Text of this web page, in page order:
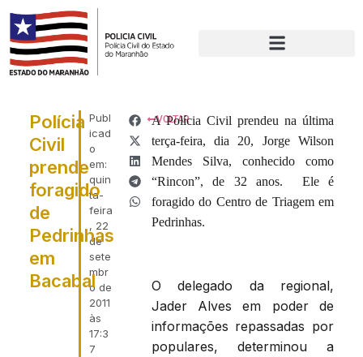
Publ
icad
o
em:
quin
ta-
feira
, 22
de
sete
mbr
o de
2011
às
17:3
7
Polícia
Civil
prende
foragido
de
Pedrinhas
em
Bacabal
VOLTAR
A Polícia Civil prendeu na última
terça-feira, dia 20, Jorge Wilson
Mendes Silva, conhecido como
“Rincon”, de 32 anos. Ele é
foragido do Centro de Triagem em
Pedrinhas.
O delegado da regional,
Jader Alves em poder de
informações repassadas por
populares, determinou a